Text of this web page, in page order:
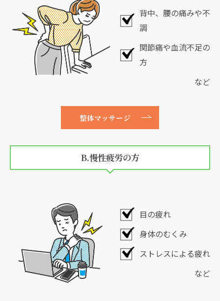
背中、腰の痛みや不
調
関節痛や血流不足の
方
など
整体マッサージ
B.慢性疲労の方
目の疲れ
身体のむくみ
ストレスによる疲れ
など